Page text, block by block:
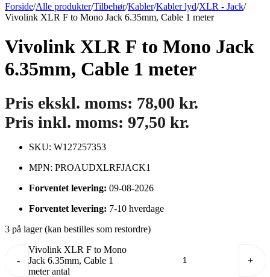
Forside/Alle produkter/Tilbehør/Kabler/Kabler lyd/XLR - Jack/
Vivolink XLR F to Mono Jack 6.35mm, Cable 1 meter
Vivolink XLR F to Mono Jack
6.35mm, Cable 1 meter
Pris ekskl. moms: 78,00 kr.
Pris inkl. moms: 97,50 kr.
SKU: W127257353
MPN: PROAUDXLRFJACK1
Forventet levering: 09-08-2026
Forventet levering: 7-10 hverdage
3 på lager (kan bestilles som restordre)
-
Vivolink XLR F to Mono
Jack 6.35mm, Cable 1
meter antal
+